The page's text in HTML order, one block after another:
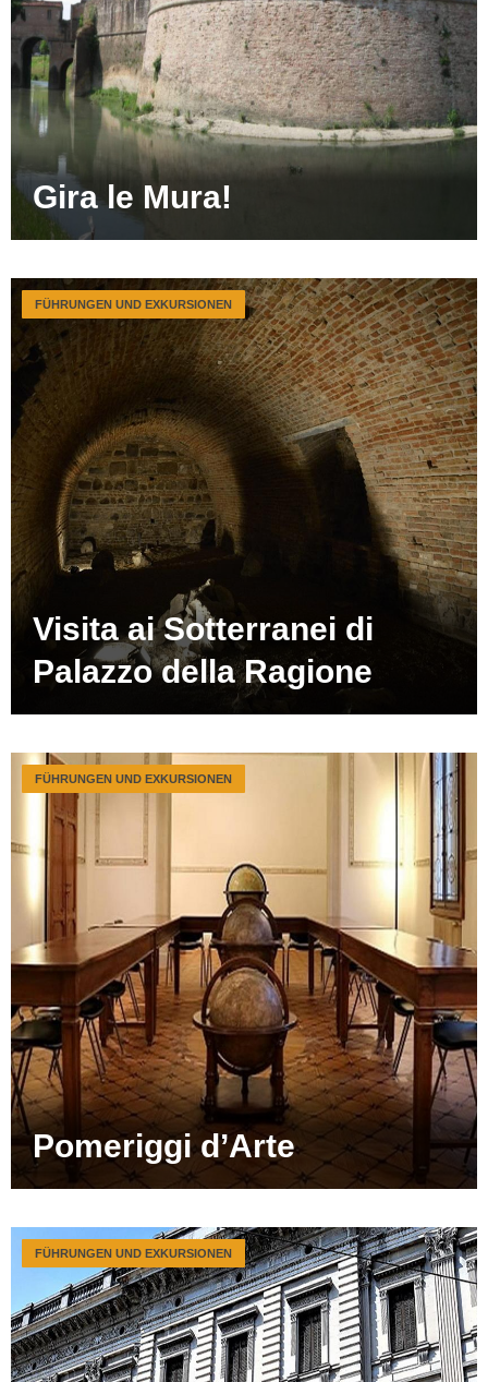
Gira le Mura!
Visita ai Sotterranei di
Palazzo della Ragione
FÜHRUNGEN UND EXKURSIONEN
Pomeriggi d’Arte
FÜHRUNGEN UND EXKURSIONEN
FÜHRUNGEN UND EXKURSIONEN